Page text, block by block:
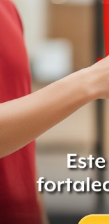
Los profesores
aceptarían sería con
dialogar con el